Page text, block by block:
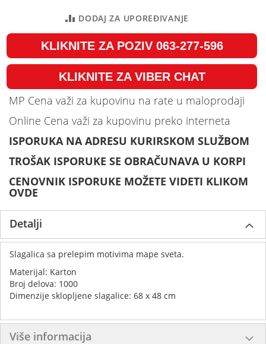
DODAJ ZA UPOREĐIVANJE
KLIKNITE ZA POZIV 063-277-596
KLIKNITE ZA VIBER CHAT
MP Cena važi za kupovinu na rate u maloprodaji
Online Cena važi za kupovinu preko interneta
ISPORUKA NA ADRESU KURIRSKOM SLUŽBOM
TROŠAK ISPORUKE SE OBRAČUNAVA U KORPI
CENOVNIK ISPORUKE MOŽETE VIDETI KLIKOM
OVDE
Detalji
Slagalica sa prelepim motivima mape sveta.
Materijal: Karton
Broj delova: 1000
Dimenzije sklopljene slagalice: 68 x 48 cm
Više informacija